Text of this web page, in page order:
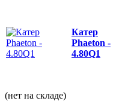
Катер
Phaeton -
4.80Q1
(нет на складе)